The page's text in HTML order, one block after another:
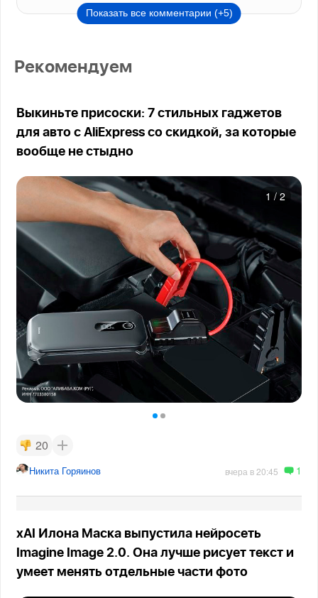
Показать все комментарии (+5)
Рекомендуем
Выкиньте присоски: 7 стильных гаджетов
для авто с AliExpress со скидкой, за которые
вообще не стыдно
1 / 2
20
Никита Горяинов вчера в 20:45 1
xAI Илона Маска выпустила нейросеть
Imagine Image 2.0. Она лучше рисует текст и
умеет менять отдельные части фото